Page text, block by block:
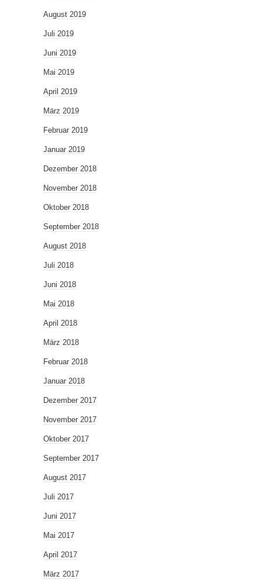
August 2019
Juli 2019
Juni 2019
Mai 2019
April 2019
März 2019
Februar 2019
Januar 2019
Dezember 2018
November 2018
Oktober 2018
September 2018
August 2018
Juli 2018
Juni 2018
Mai 2018
April 2018
März 2018
Februar 2018
Januar 2018
Dezember 2017
November 2017
Oktober 2017
September 2017
August 2017
Juli 2017
Juni 2017
Mai 2017
April 2017
März 2017